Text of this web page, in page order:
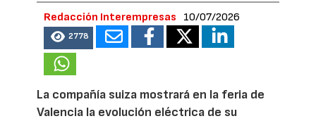
Redacción Interempresas 10/07/2026
2778
La compañía suiza mostrará en la feria de
Valencia la evolución eléctrica de su